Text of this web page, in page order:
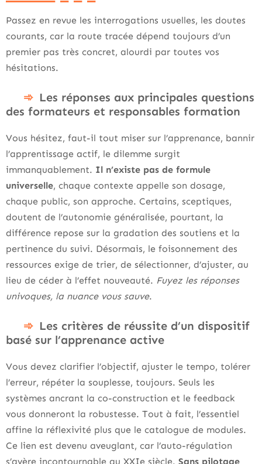
Passez en revue les interrogations usuelles, les doutes
courants, car la route tracée dépend toujours d’un
premier pas très concret, alourdi par toutes vos
hésitations.
Les réponses aux principales questions
des formateurs et responsables formation
Vous hésitez, faut-il tout miser sur l’apprenance, bannir
l’apprentissage actif, le dilemme surgit
immanquablement. Il n’existe pas de formule
universelle, chaque contexte appelle son dosage,
chaque public, son approche. Certains, sceptiques,
doutent de l’autonomie généralisée, pourtant, la
différence repose sur la gradation des soutiens et la
pertinence du suivi. Désormais, le foisonnement des
ressources exige de trier, de sélectionner, d’ajuster, au
lieu de céder à l’effet nouveauté. Fuyez les réponses
univoques, la nuance vous sauve.
Les critères de réussite d’un dispositif
basé sur l’apprenance active
Vous devez clarifier l’objectif, ajuster le tempo, tolérer
l’erreur, répéter la souplesse, toujours. Seuls les
systèmes ancrant la co-construction et le feedback
vous donneront la robustesse. Tout à fait, l’essentiel
affine la réflexivité plus que le catalogue de modules.
Ce lien est devenu aveuglant, car l’auto-régulation
s’avère incontournable au XXIe siècle. Sans pilotage